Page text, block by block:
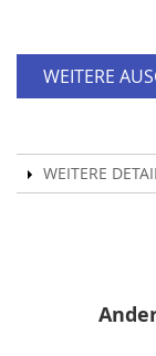
WEITERE
WEITERE